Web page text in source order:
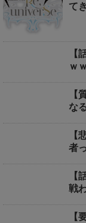
て
【
ｗｗ
【
な
【
者
【
戦
【